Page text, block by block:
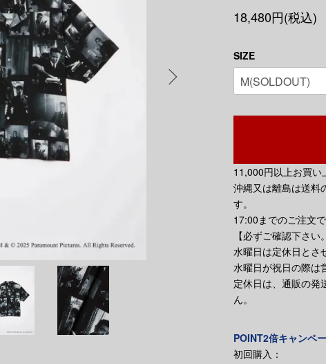
18,480円(税込)
SIZE
11,000円以上お買
沖縄又は離島は送料
す。
17:00までのご注文
【必ずご確認下さい
水曜日は定休日とさ
水曜日が祝日の際は
定休日は、通販の発
ん。
POINT2倍キャンペ
初回購入：